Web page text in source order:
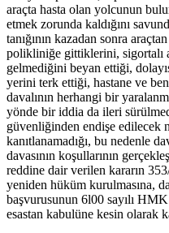
araçta hasta olan yolcunun
etmek zorunda kaldığını
tanığının kazadan sonra
polikliniğe gittiklerini, sigortalı
gelmediğini beyan ettiği,
yerini terk ettiği, hastane ve
davalının herhangi bir
yönde bir iddia da ileri
güvenliğinden endişe edilecek
kanıtlanamadığı, bu nedenle
davasının koşullarının
reddine dair verilen kararın
yeniden hüküm kurulmasına,
başvurusunun 6l00 sayılı
esastan kabulüne kesin olarak